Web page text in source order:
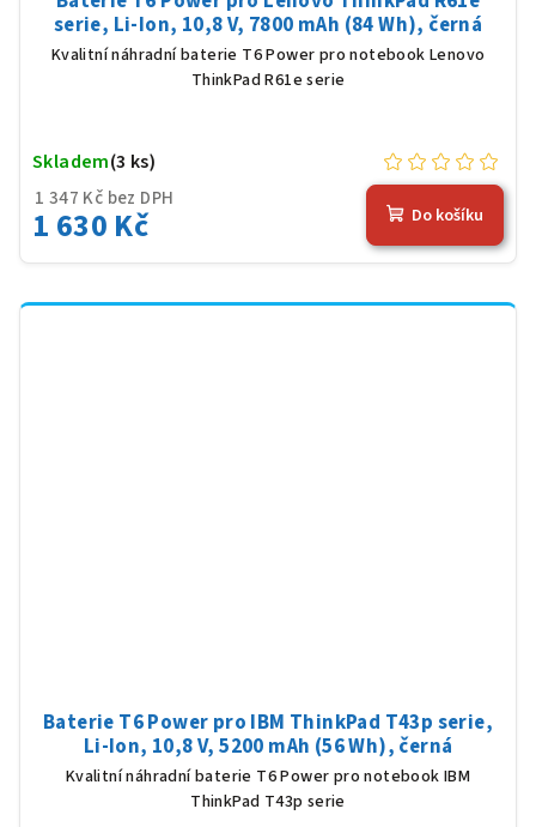
serie, Li-Ion, 10,8 V, 7800 mAh (84 Wh), černá
Kvalitní náhradní baterie T6 Power pro notebook Lenovo
ThinkPad R61e serie
1 347 Kč bez DPH
1 630 Kč
Skladem(3 ks)
Do košíku
Baterie T6 Power pro IBM ThinkPad T43p serie,
Li-Ion, 10,8 V, 5200 mAh (56 Wh), černá
Kvalitní náhradní baterie T6 Power pro notebook IBM
ThinkPad T43p serie